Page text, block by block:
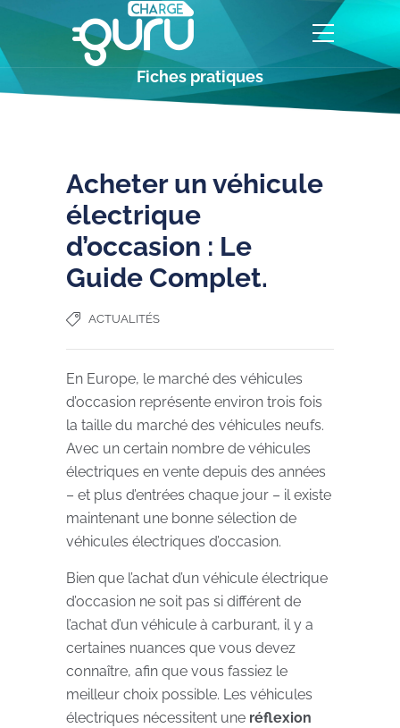
Fiches pratiques
Acheter un véhicule
électrique
d’occasion : Le
Guide Complet.
ACTUALITÉS
En Europe, le marché des véhicules
d’occasion représente environ trois fois
la taille du marché des véhicules neufs.
Avec un certain nombre de véhicules
électriques en vente depuis des années
– et plus d’entrées chaque jour – il existe
maintenant une bonne sélection de
véhicules électriques d’occasion.
Bien que l’achat d’un véhicule électrique
d’occasion ne soit pas si différent de
l’achat d’un véhicule à carburant, il y a
certaines nuances que vous devez
connaître, afin que vous fassiez le
meilleur choix possible. Les véhicules
électriques nécessitent une réflexion